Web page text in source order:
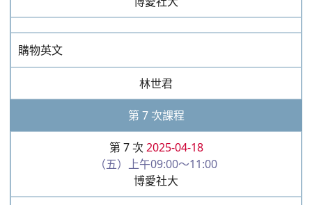
購物英文
林世君
第 7 次課程
第 7 次 2025-04-18
（五）上午09:00～11:00
博愛社大